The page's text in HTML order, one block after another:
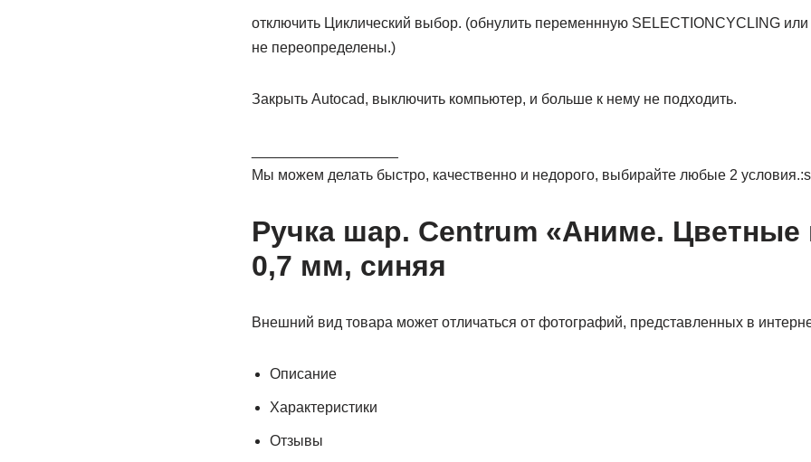
отключить Циклический выбор. (обнулить переменнную SELECTIONCYCLING
не переопределены.)
Закрыть Autocad, выключить компьютер, и больше к нему не подходить.
Мы можем делать быстро, качественно и недорого, выбирайте любые 2
Ручка шар. Centrum «Аниме. Цветные
0,7 мм, синяя
Внешний вид товара может отличаться от фотографий, представленных в
Описание
Характеристики
Отзывы